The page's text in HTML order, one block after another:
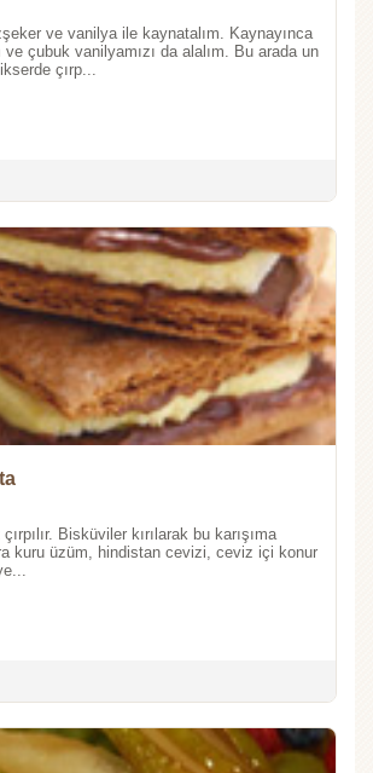
ve vanilya ile kaynatalım. Kaynayınca
ve çubuk vanilyamızı da alalım. Bu arada un
çırp...
Bisküviler kırılarak bu karışıma
kuru üzüm, hindistan cevizi, ceviz içi konur